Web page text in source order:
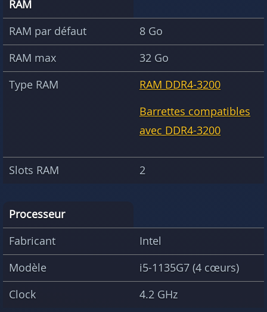
RAM
RAM par défaut
8 Go
RAM max
32 Go
Type RAM
RAM DDR4-3200
Barrettes compatibles
avec DDR4-3200
Slots RAM 2
Processeur
Fabricant
Intel
Modèle
i5-1135G7 (4 cœurs)
Clock
4.2 GHz